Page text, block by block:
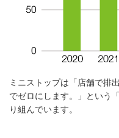
ミニストップは「店舗で排
でゼロにします。」という
り組んでいます。